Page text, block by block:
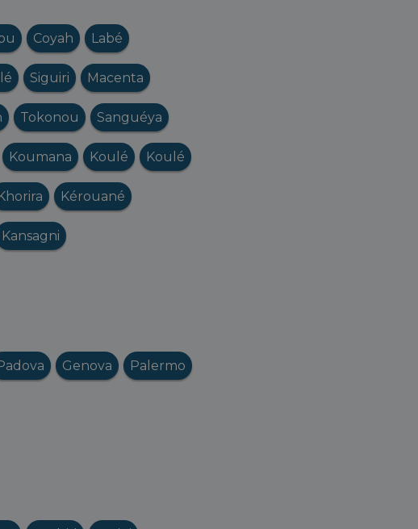
Coyah Labé
Siguiri Macenta
Tokonou Sanguéya
Koumana Koulé Koulé
Kérouané
Kansagni
Genova Palermo